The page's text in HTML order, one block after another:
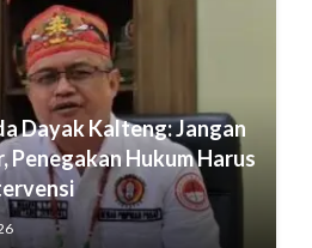
Dayak Kalteng: Jangan
Penegakan Hukum Harus